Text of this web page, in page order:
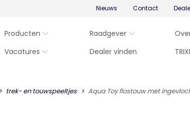
Nieuws Contact
Producten Raadgever
Vacatures
Dealer vinden
trek- en touwspeeltjes Aqua Toy flostouw met